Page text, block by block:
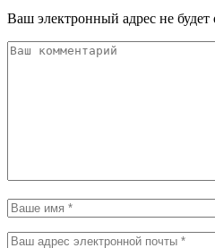
Ваш электронный адрес не будет